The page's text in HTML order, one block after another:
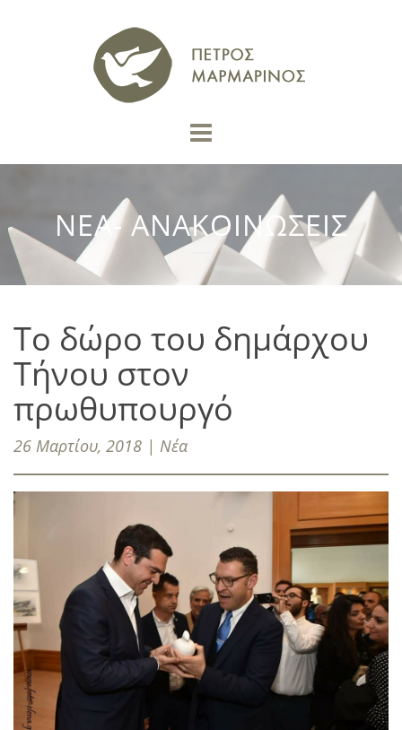
ΝΕΑ- ΑΝΑΚΟΙΝΩΣΕΙΣ
Το δώρο του δημάρχου
Τήνου στον
πρωθυπουργό
26 Μαρτίου, 2018 | Νέα